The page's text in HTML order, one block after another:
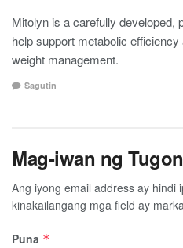
Mitolyn is a carefully developed,
help support metabolic
weight management.
Sagutin
Mag-iwan ng Tugon
Ang iyong email address ay hindi
kinakailangang mga field ay
Puna *